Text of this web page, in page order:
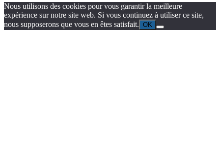
Nous utilisons des cookies pour vous garantir la meilleure
expérience sur notre site web. Si vous continuez à utiliser ce site,
nous supposerons que vous en êtes satisfait. OK